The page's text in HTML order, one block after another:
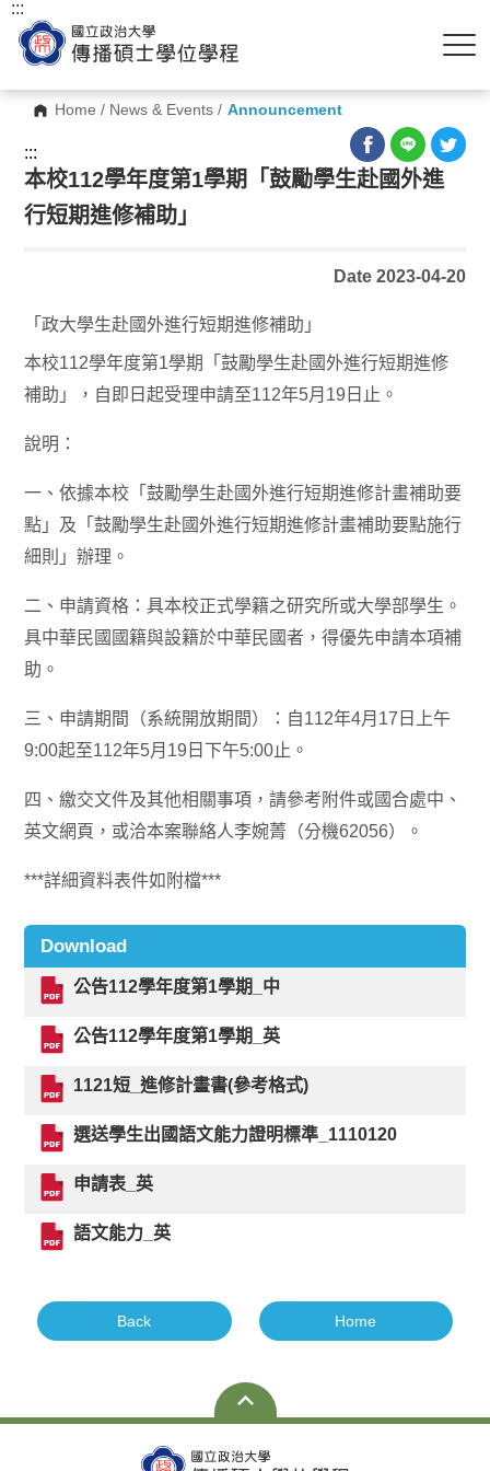
Home / News & Events / Announcement
:::
:::
本校112學年度第1學期「鼓勵學生赴國外進
行短期進修補助」
Date 2023-04-20
「政大學生赴國外進行短期進修補助」
本校112學年度第1學期「鼓勵學生赴國外進行短期進修
補助」，自即日起受理申請至112年5月19日止。
說明：
一、依據本校「鼓勵學生赴國外進行短期進修計畫補助要
點」及「鼓勵學生赴國外進行短期進修計畫補助要點施行
細則」辦理。
二、申請資格：具本校正式學籍之研究所或大學部學生。
具中華民國國籍與設籍於中華民國者，得優先申請本項補
助。
三、申請期間（系統開放期間）：自112年4月17日上午
9:00起至112年5月19日下午5:00止。
四、繳交文件及其他相關事項，請參考附件或國合處中、
英文網頁，或洽本案聯絡人李婉菁（分機62056）。
***詳細資料表件如附檔***
Download
公告112學年度第1學期_中
公告112學年度第1學期_英
1121短_進修計畫書(參考格式)
選送學生出國語文能力證明標準_1110120
申請表_英
語文能力_英
Back Home